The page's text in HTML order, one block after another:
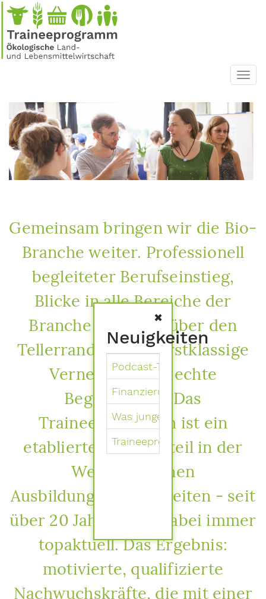
Direkt
zum
Inhalt
Gemeinsam bringen wir die Bio-
Branche weiter. Professionell
begleiteter Berufseinstieg,
Blicke in alle Bereiche der
Branche und auch über den
Tellerrand hinaus, erstklassige
Vernetzung und echte
Begeisterung: Das
Traineeprogramm ist ein
etablierter Bestandteil in der
Welt der grünen
Ausbildungsmöglichkeiten - seit
über 20 Jahren und dabei immer
topaktuell. Das Ergebnis:
motivierte, qualifizierte
Nachwuchskräfte, die mit einer
Neuigkeiten
Podcast-Tipp: Alles rund um
Finanzierungsende des
Was junge Talente bewegt
Traineeprogramm hautnah –